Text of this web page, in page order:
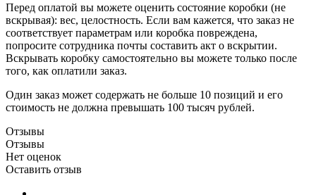
Перед оплатой вы можете оценить состояние коробки (не
вскрывая): вес, целостность. Если вам кажется, что заказ не
соответствует параметрам или коробка повреждена,
попросите сотрудника почты составить акт о вскрытии.
Вскрывать коробку самостоятельно вы можете только после
того, как оплатили заказ.
Один заказ может содержать не больше 10 позиций и его
стоимость не должна превышать 100 тысяч рублей.
Отзывы
Отзывы
Нет оценок
Оставить отзыв